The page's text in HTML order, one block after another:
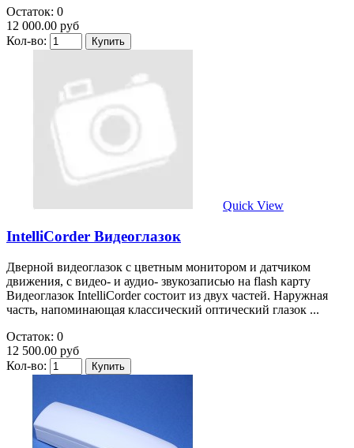
Остаток: 0
12 000.00 руб
Кол-во:
Quick View
IntelliCorder Видеоглазок
Дверной видеоглазок с цветным монитором и датчиком
движения, с видео- и аудио- звукозаписью на flash карту
Видеоглазок IntelliCorder состоит из двух частей. Наружная
часть, напоминающая классический оптический глазок ...
Остаток: 0
12 500.00 руб
Кол-во: